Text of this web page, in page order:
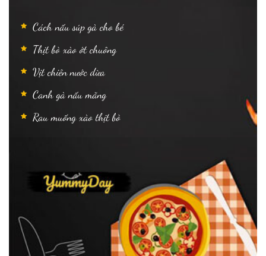
Cách nấu súp gà cho bé
Thịt bò xào ớt chuông
Vịt chiên nước dừa
Canh gà nấu măng
Rau muống xào thịt bò